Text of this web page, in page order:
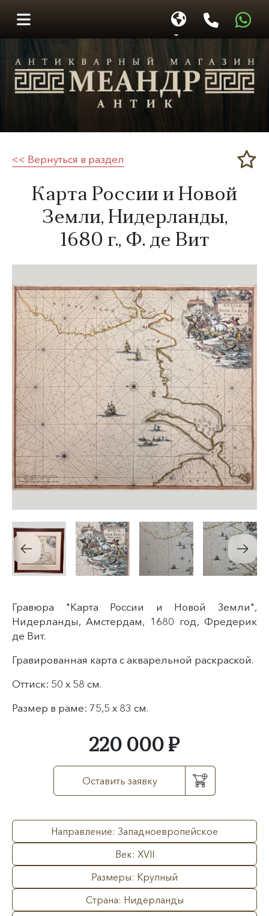
Меандр-Антик
<< Вернуться в раздел
Карта России и Новой
Земли, Нидерланды,
1680 г., Ф. де Вит
Гравюра "Карта России и Новой Земли",
Нидерланды, Амстердам, 1680 год, Фредерик
де Вит.
Гравированная карта с акварельной раскраской.
Оттиск: 50 х 58 см.
Размер в раме: 75,5 х 83 см.
220 000 ₽
Оставить заявку
Направление: Западноевропейское
Век: XVII
Размеры: Крупный
Страна: Нидерланды